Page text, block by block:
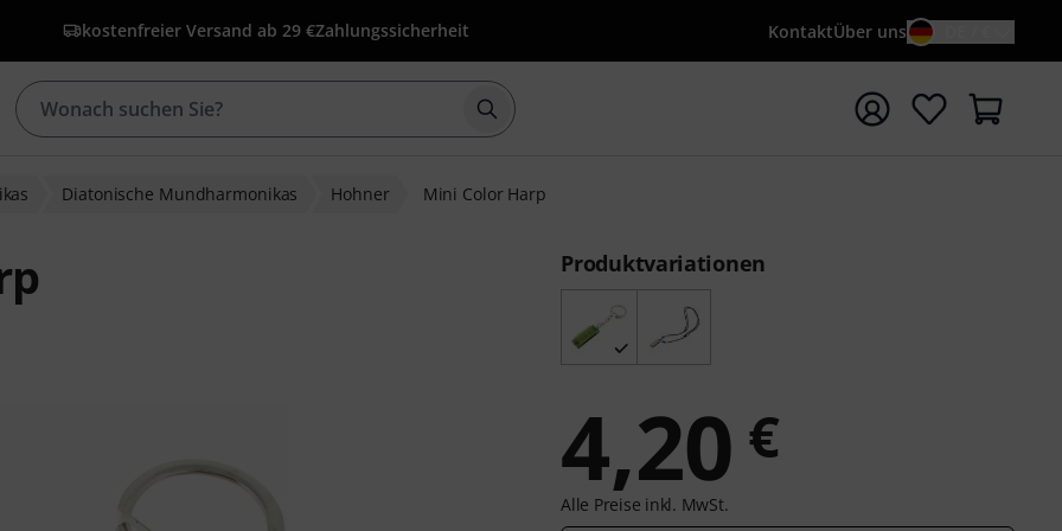
kostenfreier Versand ab 29 €Zahlungssicherheit KontaktÜber uns
Suche mit Suchwort {searchTerm} starten
Diatonische Mundharmonikas Hohner Mini Color Harp
Produktvariationen
4,20 €
Alle Preise inkl. MwSt.